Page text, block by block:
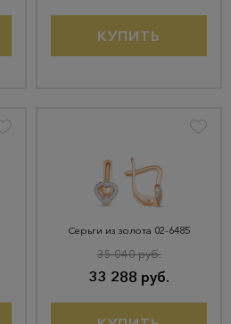
КУПИТЬ
Серьги из золота 02-6485
33 288 руб.
35 040 руб.